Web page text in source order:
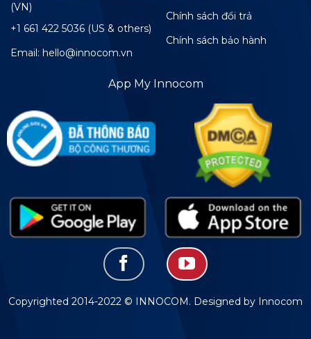
(VN)
+1 661 422 5036 (US & others)
Email: hello@innocom.vn
Chính sách đổi trả
Chính sách bảo hành
App My Innocom
Copyrighted 2014-2022 © INNOCOM. Designed by Innocom